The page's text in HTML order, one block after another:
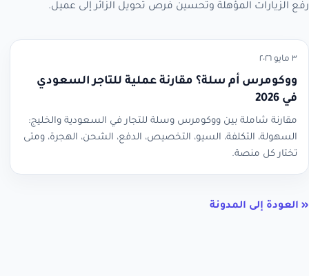
رفع الزيارات المؤهلة وتحسين فرص تحويل الزائر إلى عميل.
٣ مايو ٢٠٢٦
ووكومرس أم سلة؟ مقارنة عملية للتاجر السعودي
في 2026
مقارنة شاملة بين ووكومرس وسلة للتجار في السعودية والخليج:
السهولة، التكلفة، السيو، التخصيص، الدفع، الشحن، الهجرة، ومتى
تختار كل منصة.
« العودة إلى المدونة